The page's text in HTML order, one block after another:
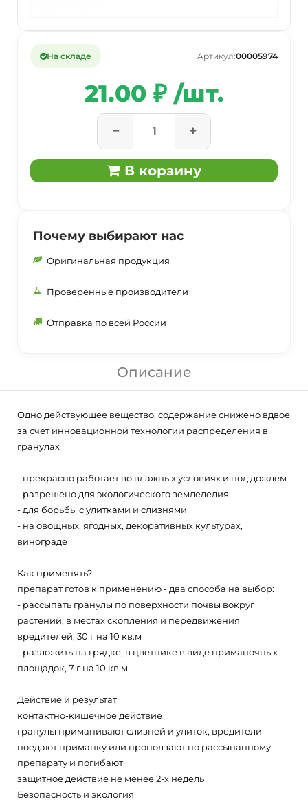
На складе Артикул:00005974
21.00 ₽ /шт.
В корзину
Почему выбирают нас
Оригинальная продукция
Проверенные производители
Отправка по всей России
Описание
Одно действующее вещество, содержание снижено вдвое
за счет инновационной технологии распределения в
гранулах
- прекрасно работает во влажных условиях и под дождем
- разрешено для экологического земледелия
- для борьбы с улитками и слизнями
- на овощных, ягодных, декоративных культурах,
винограде
Как применять?
препарат готов к применению - два способа на выбор:
- рассыпать гранулы по поверхности почвы вокруг
растений, в местах скопления и передвижения
вредителей, 30 г на 10 кв.м
- разложить на грядке, в цветнике в виде приманочных
площадок, 7 г на 10 кв.м
Действие и результат
контактно-кишечное действие
гранулы приманивают слизней и улиток, вредители
поедают приманку или проползают по рассыпанному
препарату и погибают
защитное действие не менее 2-х недель
Безопасность и экология